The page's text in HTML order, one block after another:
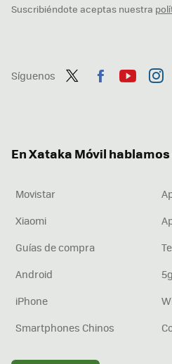
Suscribiéndote aceptas nuestra
Síguenos
En Xataka Móvil hablamos
Movistar
Xiaomi
Guías de compra
Android
5g
iPhone
Smartphones Chinos